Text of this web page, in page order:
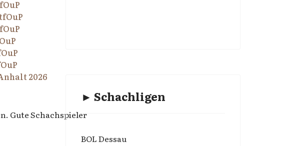
Gute Schachspieler
2026
► Schachligen
BOL Dessau